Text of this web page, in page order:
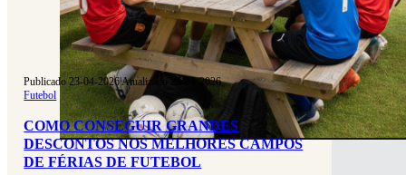
Publicado 23-04-2026|Atualizado 23-04-2026
Futebol
COMO CONSEGUIR GRANDES
DESCONTOS NOS MELHORES CAMPOS
DE FÉRIAS DE FUTEBOL